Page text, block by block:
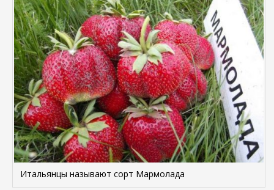
Итальянцы называют сорт Мармолада